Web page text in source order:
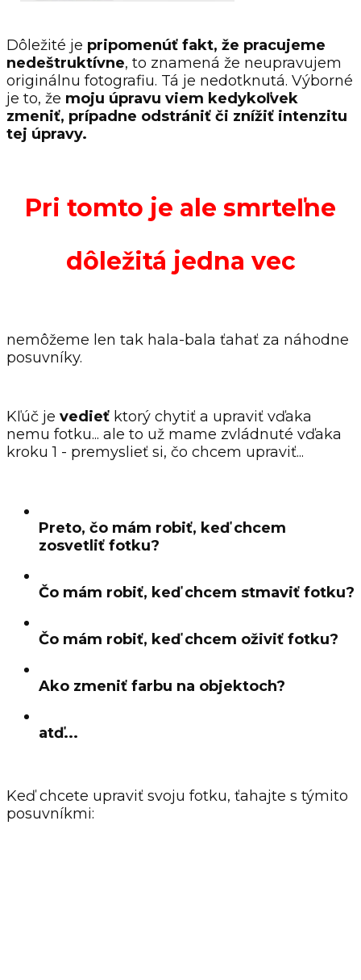
Dôležité je pripomenúť fakt, že pracujeme
nedeštruktívne, to znamená že neupravujem
originálnu fotografiu. Tá je nedotknutá. Výborné
je to, že moju úpravu viem kedykoľvek
zmeniť, prípadne odstrániť či znížiť intenzitu
tej úpravy.
Pri tomto je ale smrteľne
dôležitá jedna vec
nemôžeme len tak hala-bala ťahať za náhodne
posuvníky.
Kľúč je vedieť ktorý chytiť a upraviť vďaka
nemu fotku... ale to už mame zvládnuté vďaka
kroku 1 - premyslieť si, čo chcem upraviť...
Preto, čo mám robiť, keď chcem
zosvetliť fotku?
Čo mám robiť, keď chcem stmaviť fotku?
Čo mám robiť, keď chcem oživiť fotku?
Ako zmeniť farbu na objektoch?
atď...
Keď chcete upraviť svoju fotku, ťahajte s týmito
posuvníkmi: